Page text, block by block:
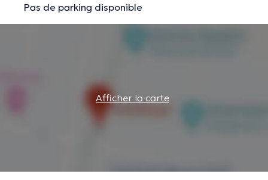
Pas de parking disponible
Afficher la carte